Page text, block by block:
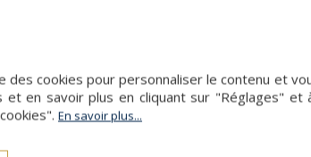
€
Arradon
MAISON
des cookies pour personnaliser le contenu et
en savoir plus en cliquant sur "Réglages" et
En savoir plus...